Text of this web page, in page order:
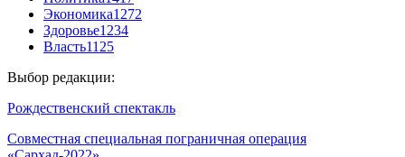
Экономика1272
Здоровье1234
Власть1125
Выбор редакции:
Рождественский спектакль
Совместная специальная пограничная операция